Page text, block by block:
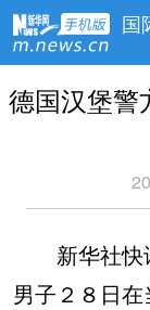
国
德国汉堡警
新华社快
男子２８日